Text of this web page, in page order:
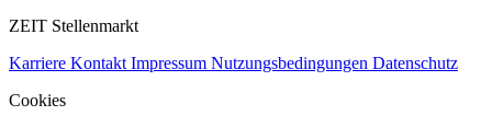
ZEIT Stellenmarkt
Karriere Kontakt Impressum Nutzungsbedingungen Datenschutz
Cookies